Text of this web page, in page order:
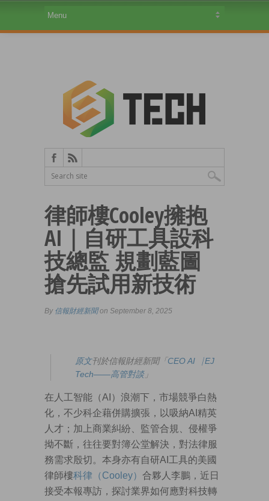
律師樓Cooley擁抱
AI｜自研工具設科
技總監 規劃藍圖
搶先試用新技術
By 信報財經新聞on September 8, 2025
原文刊於信報財經新聞「CEO AI⎹ EJ
Tech——高管對談」
在人工智能（AI）浪潮下，市場競爭白熱
化，不少科企藉併購擴張，以吸納AI精英
人才；加上商業糾紛、監管合規、侵權爭
拗不斷，往往要對簿公堂解決，對法律服
務需求殷切。本身亦有自研AI工具的美國
律師樓科律（Cooley） 合夥人李鵬，近日
接受本報專訪，探討業界如何應對科技轉